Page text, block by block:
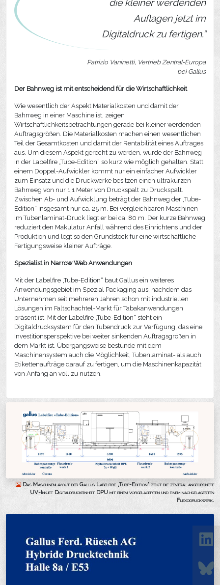
die kleiner werdenden
Auflagen jetzt im
Digitaldruck zu fertigen.“
Patrizio Vaninetti, Vertrieb Zentral-Europa
bei Gallus
Der Bahnweg ist mit entscheidend für die Wirtschaftlichkeit
Wie wesentlich der Aspekt Materialkosten und damit der
Bahnweg in einer Maschine ist, zeigen
Wirtschaftlichkeitsbetrachtungen gerade bei kleiner werdenden
Auftragsgrößen. Die Materialkosten machen einen wesentlichen
Teil der Gesamtkosten und damit der Rentabilität eines Auftrages
aus. Um diesem Aspekt gerecht zu werden, wurde der Bahnweg
in der Labelfire „Tube-Edition“ so kurz wie möglich gehalten. Statt
einem Doppel-Aufwickler kommt nur ein einfacher Aufwickler
zum Einsatz und die Druckwerke besitzen einen ultrakurzen
Bahnweg von nur 1,1 Meter von Druckspalt zu Druckspalt.
Zwischen Ab- und Aufwicklung beträgt der Bahnweg der „Tube-
Edition“ insgesamt nur ca. 25 m. Bei vergleichbaren Maschinen
im Tubenlaminat-Druck liegt er bei ca. 80 m. Der kurze Bahnweg
reduziert den Makulatur Anfall während des Einrichtens und der
Produktion und legt so den Grundstock für eine wirtschaftliche
Fertigungsweise kleiner Aufträge.
Spezialist in Narrow Web Anwendungen
Mit der Labelfire „Tube-Edition“ baut Gallus ein weiteres
Anwendungsgebiet im Spezial Packaging aus, nachdem das
Unternehmen seit mehreren Jahren schon mit industriellen
Lösungen im Faltschachtel-Markt für Tabakanwendungen
präsent ist. Mit der Labelfire „Tube-Edition“ steht ein
Digitaldrucksystem für den Tubendruck zur Verfügung, das eine
Investitionsperspektive bei weiter sinkenden Auftragsgrößen in
dem Markt ist. Übergangsweise bestünde mit dem
Maschinensystem auch die Möglichkeit, Tubenlaminat- als auch
Etikettenaufträge darauf zu fertigen, um die Maschinenkapazität
von Anfang an voll zu nutzen.
Das Maschinenlayout der Gallus Labelfire „Tube-Edition“ zeigt die zentral angeordnete
UV-Inkjet Digitaldruckeinheit DPU mit einem vorgelagerten und einem nachgelagerten
Flexodruckwerk.